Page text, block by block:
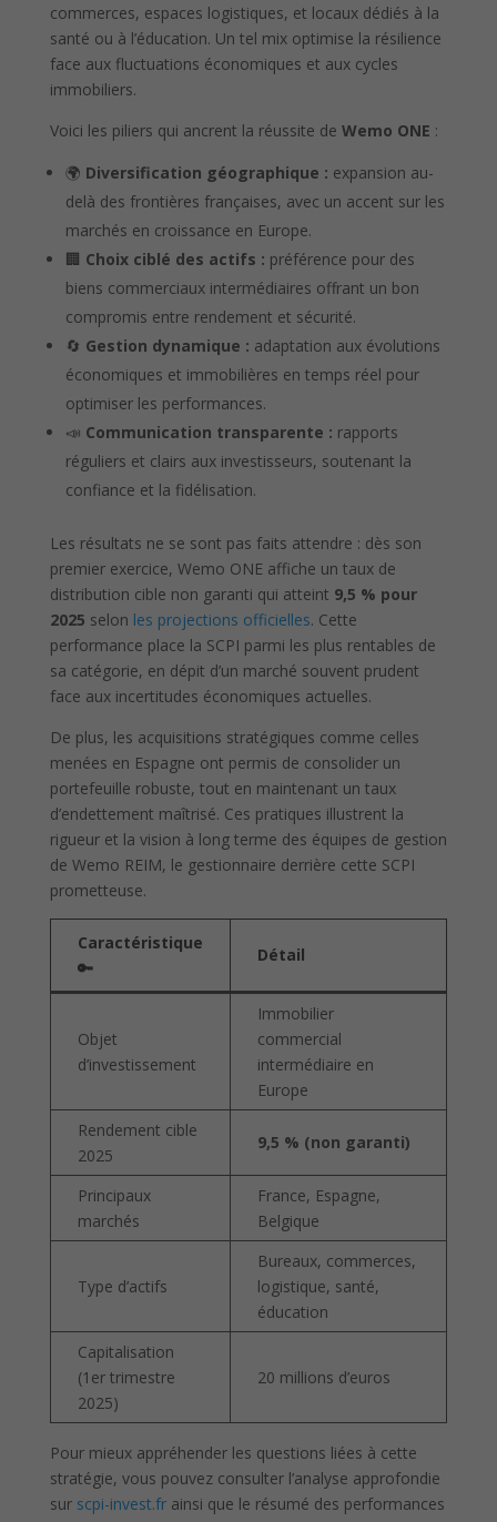
commerces, espaces logistiques, et locaux dédiés à la
santé ou à l’éducation. Un tel mix optimise la résilience
face aux fluctuations économiques et aux cycles
immobiliers.
Voici les piliers qui ancrent la réussite de Wemo ONE :
🌍 Diversification géographique : expansion au-
delà des frontières françaises, avec un accent sur les
marchés en croissance en Europe.
🏢 Choix ciblé des actifs : préférence pour des
biens commerciaux intermédiaires offrant un bon
compromis entre rendement et sécurité.
🔄 Gestion dynamique : adaptation aux évolutions
économiques et immobilières en temps réel pour
optimiser les performances.
📣 Communication transparente : rapports
réguliers et clairs aux investisseurs, soutenant la
confiance et la fidélisation.
Les résultats ne se sont pas faits attendre : dès son
premier exercice, Wemo ONE affiche un taux de
distribution cible non garanti qui atteint 9,5 % pour
2025 selon les projections officielles. Cette
performance place la SCPI parmi les plus rentables de
sa catégorie, en dépit d’un marché souvent prudent
face aux incertitudes économiques actuelles.
De plus, les acquisitions stratégiques comme celles
menées en Espagne ont permis de consolider un
portefeuille robuste, tout en maintenant un taux
d’endettement maîtrisé. Ces pratiques illustrent la
rigueur et la vision à long terme des équipes de gestion
de Wemo REIM, le gestionnaire derrière cette SCPI
prometteuse.
Caractéristique
🔑
Détail
Objet
d’investissement
Immobilier
commercial
intermédiaire en
Europe
Rendement cible
2025
9,5 % (non garanti)
Principaux
marchés
France, Espagne,
Belgique
Type d’actifs
Bureaux, commerces,
logistique, santé,
éducation
Capitalisation
(1er trimestre
2025)
20 millions d’euros
Pour mieux appréhender les questions liées à cette
stratégie, vous pouvez consulter l’analyse approfondie
sur scpi-invest.frainsi que le résumé des performances